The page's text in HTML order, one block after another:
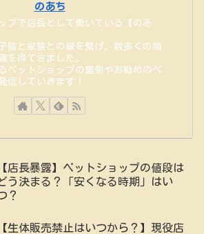
のあち
プで店長として働いている【のあ
猫と家族との縁を繋げ、数多くの商
を得てきました。
ペットショップの裏側やお勧めのペ
信していきます！
【店長暴露】ペットショップの値段は
う決まる？「安くなる時期」はい
？
【生体販売禁止はいつから？】現役店